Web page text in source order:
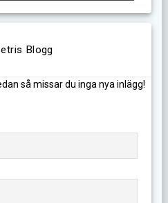
Blogg
så missar du inga nya inlägg!